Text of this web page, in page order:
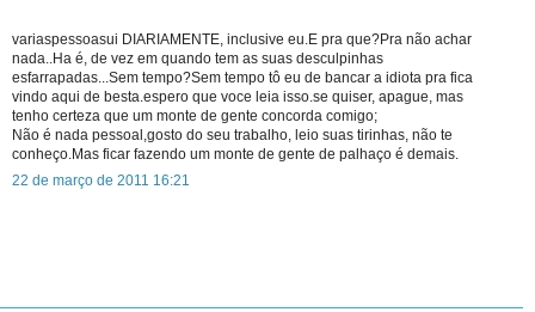
variaspessoasui DIARIAMENTE, inclusive eu.E pra que?Pra não achar
nada..Ha é, de vez em quando tem as suas desculpinhas
esfarrapadas...Sem tempo?Sem tempo tô eu de bancar a idiota pra fica
vindo aqui de besta.espero que voce leia isso.se quiser, apague, mas
tenho certeza que um monte de gente concorda comigo;
Não é nada pessoal,gosto do seu trabalho, leio suas tirinhas, não te
conheço.Mas ficar fazendo um monte de gente de palhaço é demais.
22 de março de 2011 16:21